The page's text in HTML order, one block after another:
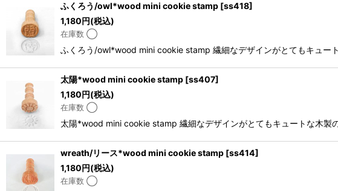
ふくろう/owl*wood mini cookie stamp [ss418]
1,180円(税込)
在庫数 ◯
ふくろう/owl*wood mini cookie stamp 繊細なデザインがとてもキュー
太陽*wood mini cookie stamp [ss407]
1,180円(税込)
在庫数 ◯
太陽*wood mini cookie stamp 繊細なデザインがとてもキュートな木製
wreath/リース*wood mini cookie stamp [ss414]
1,180円(税込)
在庫数 ◯